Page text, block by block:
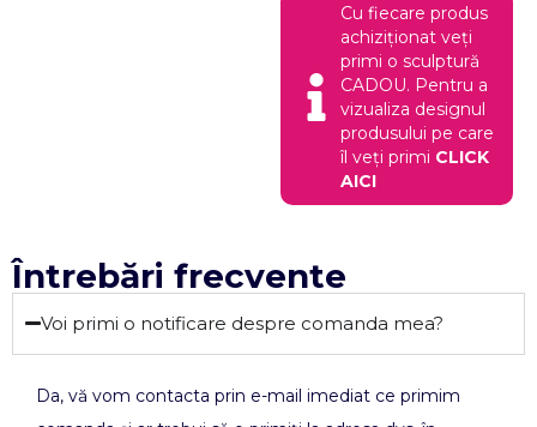
Cu fiecare produs
achiziționat veți
primi o sculptură
CADOU. Pentru a
vizualiza designul
produsului pe care
îl veți primi CLICK
AICI
Întrebări frecvente
Voi primi o notificare despre comanda mea?
Da, vă vom contacta prin e-mail imediat ce primim